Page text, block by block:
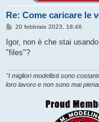
Re: Come caricare le
M
s
a
i
o
20 febbraio 2023, 18:46
Igor, non è che stai
"files"?
"I migliori modellisti sono
loro lavoro e non sono mai